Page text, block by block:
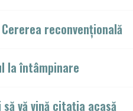
reconvențională
la întâmpinare
vă vină citația acasă